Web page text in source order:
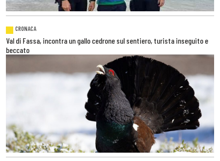
CRONACA
Val di Fassa, incontra un gallo cedrone sul sentiero, turista inseguito e
beccato